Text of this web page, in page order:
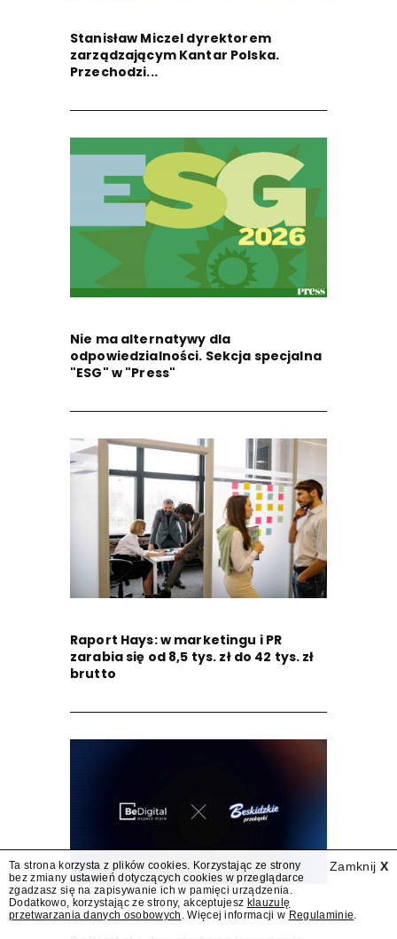
Stanisław Miczel dyrektorem
zarządzającym Kantar Polska.
Przechodzi...
Nie ma alternatywy dla
odpowiedzialności. Sekcja specjalna
"ESG" w "Press"
Raport Hays: w marketingu i PR
zarabia się od 8,5 tys. zł do 42 tys. zł
brutto
Zamknij X
Ta strona korzysta z plików cookies. Korzystając ze strony
bez zmiany ustawień dotyczących cookies w przeglądarce
zgadzasz się na zapisywanie ich w pamięci urządzenia.
Dodatkowo, korzystając ze strony, akceptujesz klauzulę
przetwarzania danych osobowych . Więcej informacji w Regulaminie.